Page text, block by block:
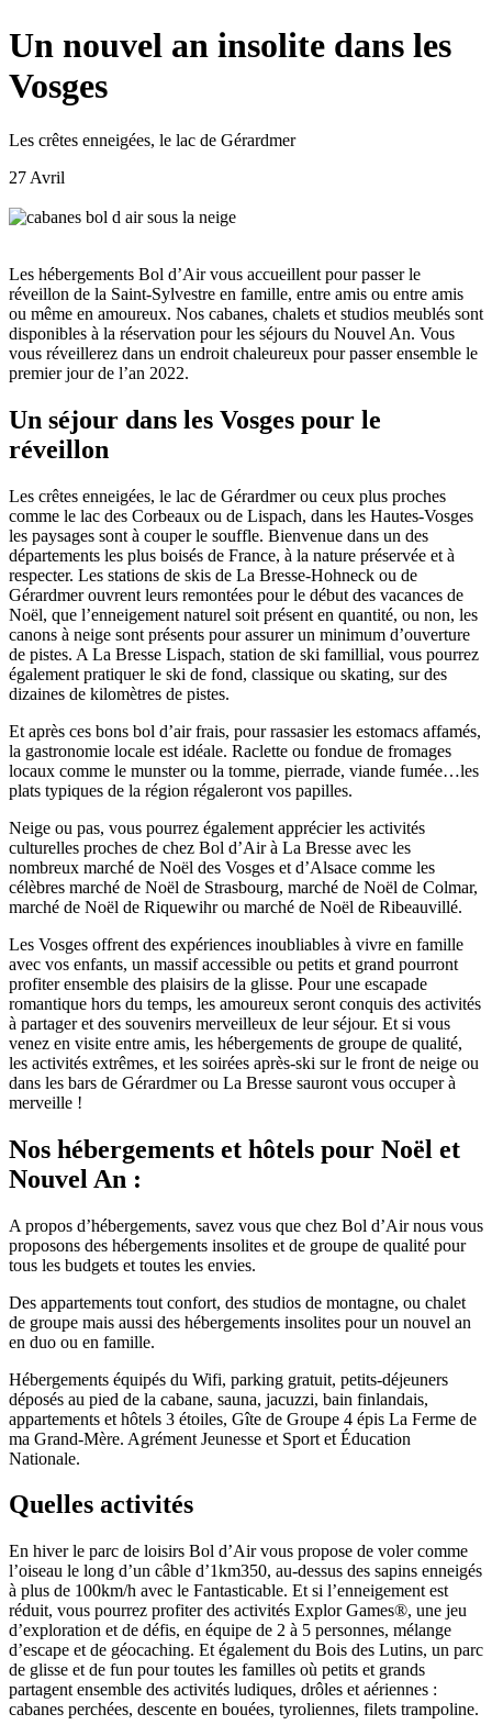
Un nouvel an insolite dans les
Vosges
Les crêtes enneigées, le lac de Gérardmer
27 Avril
Les hébergements Bol d’Air vous accueillent pour passer le
réveillon de la Saint-Sylvestre en famille, entre amis ou entre amis
ou même en amoureux. Nos cabanes, chalets et studios meublés sont
disponibles à la réservation pour les séjours du Nouvel An. Vous
vous réveillerez dans un endroit chaleureux pour passer ensemble le
premier jour de l’an 2022.
Un séjour dans les Vosges pour le
réveillon
Les crêtes enneigées, le lac de Gérardmer ou ceux plus proches
comme le lac des Corbeaux ou de Lispach, dans les Hautes-Vosges
les paysages sont à couper le souffle. Bienvenue dans un des
départements les plus boisés de France, à la nature préservée et à
respecter. Les stations de skis de La Bresse-Hohneck ou de
Gérardmer ouvrent leurs remontées pour le début des vacances de
Noël, que l’enneigement naturel soit présent en quantité, ou non, les
canons à neige sont présents pour assurer un minimum d’ouverture
de pistes. A La Bresse Lispach, station de ski famillial, vous pourrez
également pratiquer le ski de fond, classique ou skating, sur des
dizaines de kilomètres de pistes.
Et après ces bons bol d’air frais, pour rassasier les estomacs affamés,
la gastronomie locale est idéale. Raclette ou fondue de fromages
locaux comme le munster ou la tomme, pierrade, viande fumée…les
plats typiques de la région régaleront vos papilles.
Neige ou pas, vous pourrez également apprécier les activités
culturelles proches de chez Bol d’Air à La Bresse avec les
nombreux marché de Noël des Vosges et d’Alsace comme les
célèbres marché de Noël de Strasbourg, marché de Noël de Colmar,
marché de Noël de Riquewihr ou marché de Noël de Ribeauvillé.
Les Vosges offrent des expériences inoubliables à vivre en famille
avec vos enfants, un massif accessible ou petits et grand pourront
profiter ensemble des plaisirs de la glisse. Pour une escapade
romantique hors du temps, les amoureux seront conquis des activités
à partager et des souvenirs merveilleux de leur séjour. Et si vous
venez en visite entre amis, les hébergements de groupe de qualité,
les activités extrêmes, et les soirées après-ski sur le front de neige ou
dans les bars de Gérardmer ou La Bresse sauront vous occuper à
merveille !
Nos hébergements et hôtels pour Noël et
Nouvel An :
A propos d’hébergements, savez vous que chez Bol d’Air nous vous
proposons des hébergements insolites et de groupe de qualité pour
tous les budgets et toutes les envies.
Des appartements tout confort, des studios de montagne, ou chalet
de groupe mais aussi des hébergements insolites pour un nouvel an
en duo ou en famille.
Hébergements équipés du Wifi, parking gratuit, petits-déjeuners
déposés au pied de la cabane, sauna, jacuzzi, bain finlandais,
appartements et hôtels 3 étoiles, Gîte de Groupe 4 épis La Ferme de
ma Grand-Mère. Agrément Jeunesse et Sport et Éducation
Nationale.
Quelles activités
En hiver le parc de loisirs Bol d’Air vous propose de voler comme
l’oiseau le long d’un câble d’1km350, au-dessus des sapins enneigés
à plus de 100km/h avec le Fantasticable. Et si l’enneigement est
réduit, vous pourrez profiter des activités Explor Games®, une jeu
d’exploration et de défis, en équipe de 2 à 5 personnes, mélange
d’escape et de géocaching. Et également du Bois des Lutins, un parc
de glisse et de fun pour toutes les familles où petits et grands
partagent ensemble des activités ludiques, drôles et aériennes :
cabanes perchées, descente en bouées, tyroliennes, filets trampoline.